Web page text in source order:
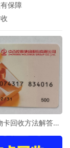
保障
回收方法解答大